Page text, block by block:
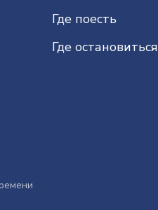
Где поесть
Где остановиться